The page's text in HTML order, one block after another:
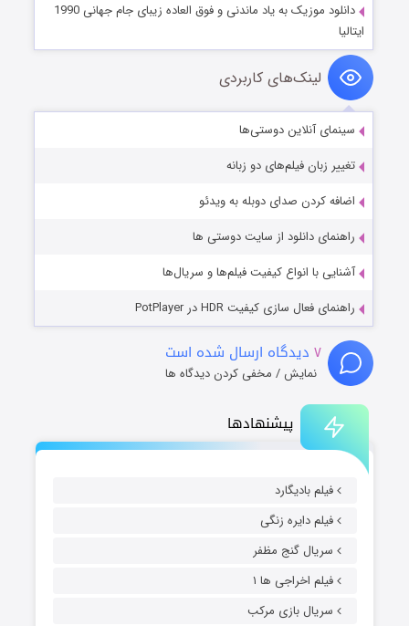
پیشنهادها
فیلم بادیگارد
فیلم دایره زنگی
سریال گنج مظفر
فیلم اخراجی ها ۱
سریال بازی مرکب
دانلود موزیک به یاد ماندنی و فوق العاده زیبای جام جهانی 1990
ایتالیا
لینک‌های کاربردی
سینمای آنلاین دوستی‌ها
تغییر زبان فیلم‌های دو زبانه
اضافه کردن صدای دوبله به ویدئو
راهنمای دانلود از سایت دوستی ها
آشنایی با انواع کیفیت فیلم‌ها و سریال‌ها
راهنمای فعال سازی کیفیت HDR در PotPlayer
۷ دیدگاه ارسال شده است
نمایش / مخفی کردن دیدگاه ها